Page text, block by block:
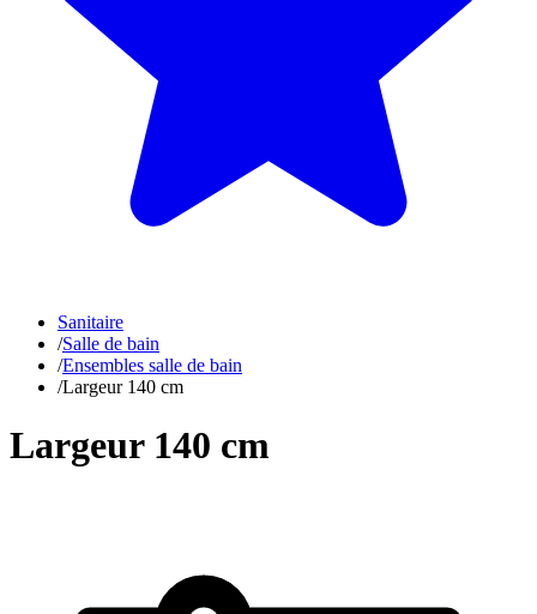
Sanitaire
/Salle de bain
/Ensembles salle de bain
/Largeur 140 cm
Largeur 140 cm